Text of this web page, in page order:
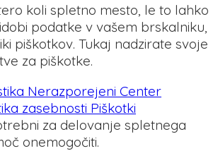
koli spletno mesto, le to lahko
podatke v vašem brskalniku,
piškotkov. Tukaj nadzirate svoje
za piškotke.
Nerazporejeni Center
zasebnosti Piškotki
za delovanje spletnega
onemogočiti.